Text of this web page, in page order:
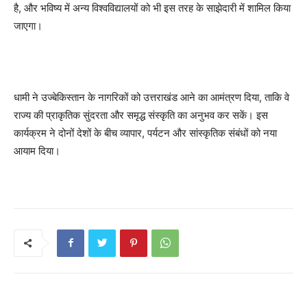
है, और भविष्य में अन्य विश्वविद्यालयों को भी इस तरह के साझेदारी में शामिल किया
जाएगा।
धामी ने उज्बेकिस्तान के नागरिकों को उत्तराखंड आने का आमंत्रण दिया, ताकि वे
राज्य की प्राकृतिक सुंदरता और समृद्ध संस्कृति का अनुभव कर सकें। इस
कार्यक्रम ने दोनों देशों के बीच व्यापार, पर्यटन और सांस्कृतिक संबंधों को नया
आयाम दिया।